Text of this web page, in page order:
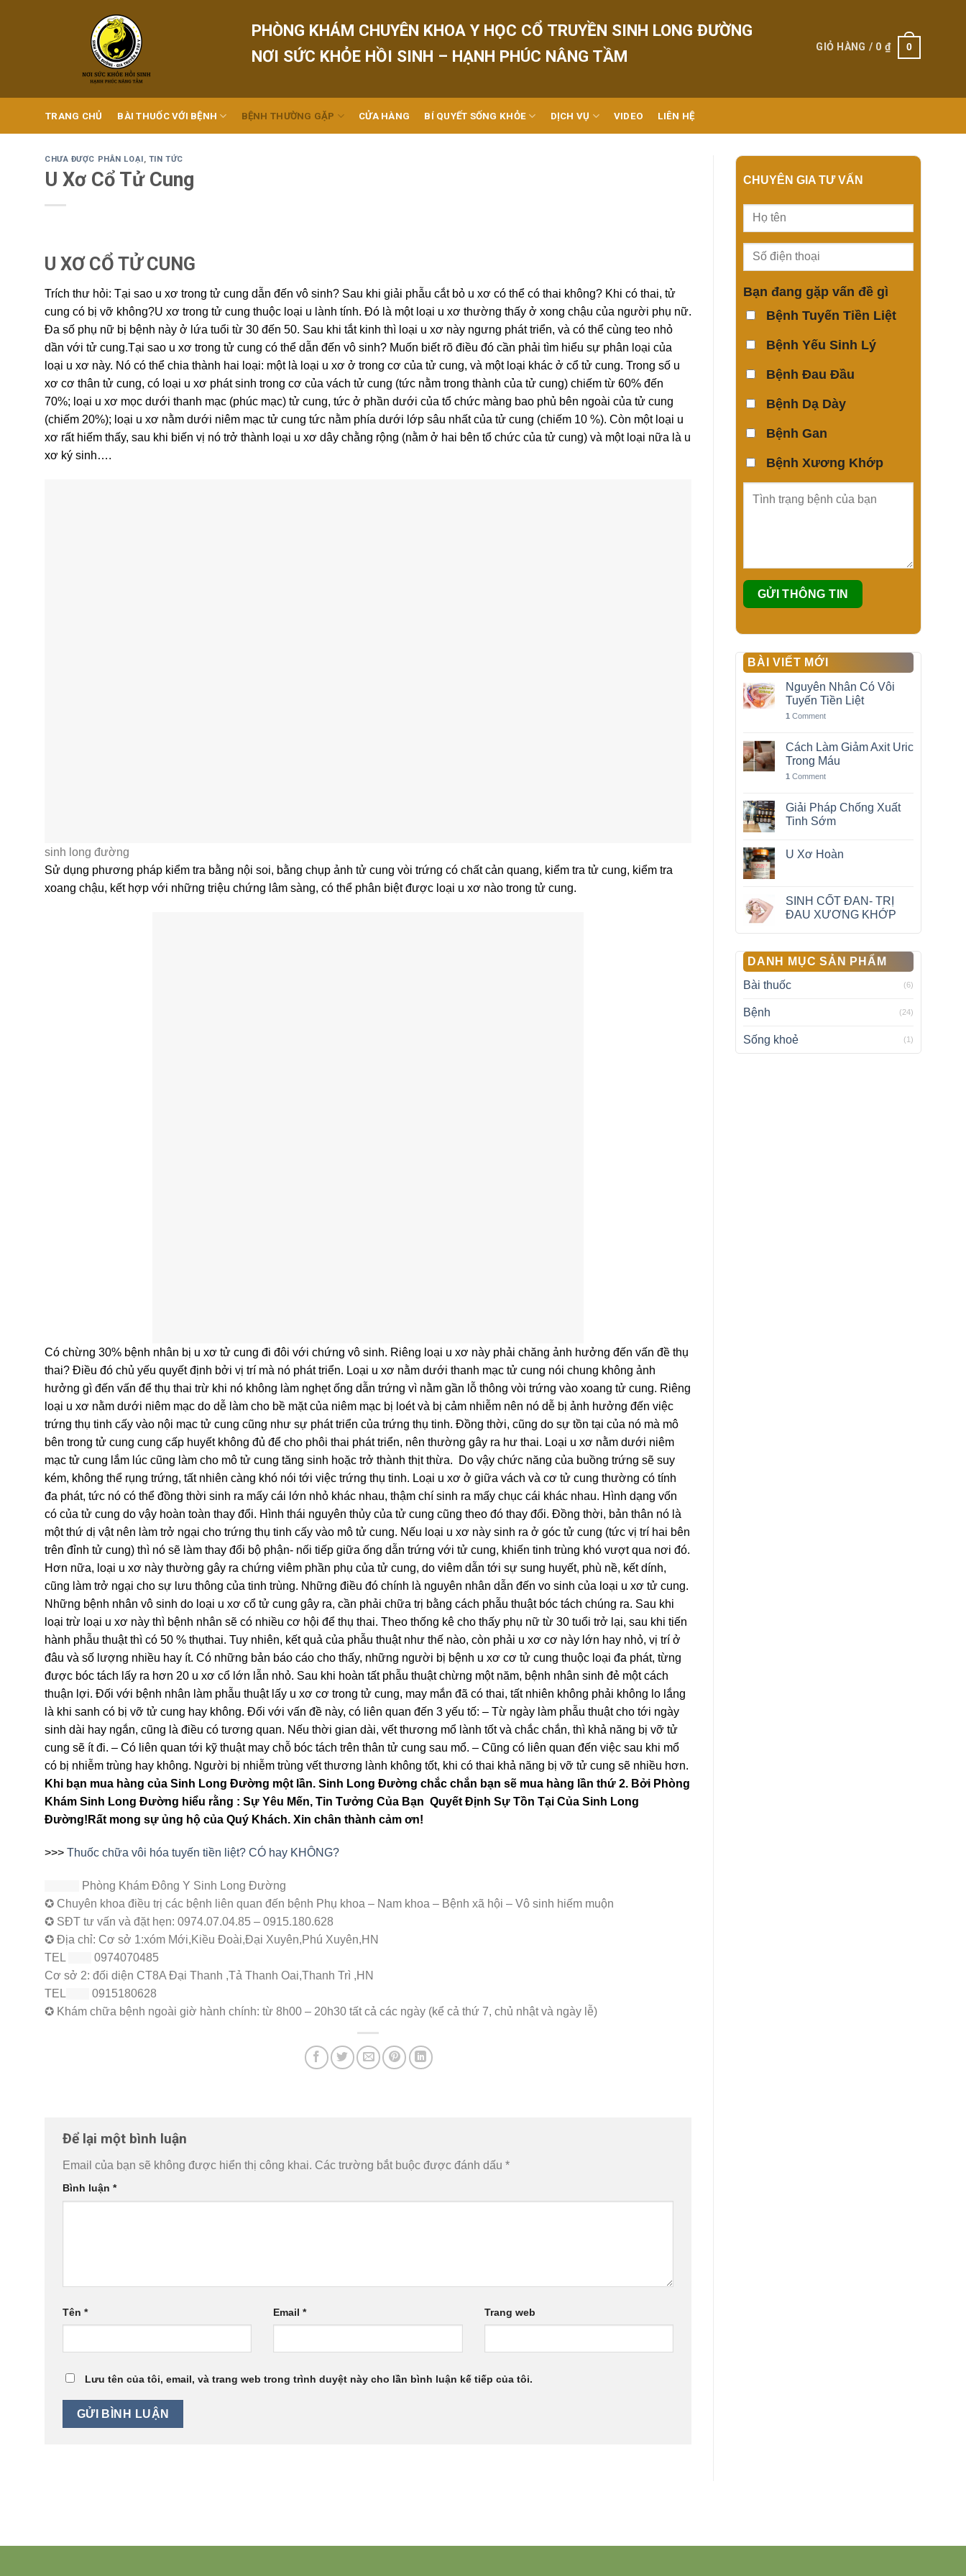
PHÒNG KHÁM CHUYÊN KHOA Y HỌC CỔ TRUYỀN SINH LONG ĐƯỜNG
NƠI SỨC KHỎE HỒI SINH – HẠNH PHÚC NÂNG TẦM
GIỎ HÀNG / 0₫ 0
TRANG CHỦ BÀI THUỐC VỚI BỆNH BỆNH THƯỜNG GẶP CỬA HÀNG BÍ QUYẾT SỐNG KHỎE DỊCH VỤ VIDEO LIÊN HỆ
CHƯA ĐƯỢC PHÂN LOẠI, TIN TỨC
U Xơ Cổ Tử Cung
U XƠ CỔ TỬ CUNG
Trích thư hỏi: Tại sao u xơ trong tử cung dẫn đến vô sinh? Sau khi giải phẫu cắt bỏ u xơ có thể có thai không? Khi có thai, tử
cung có bị vỡ không?U xơ trong tử cung thuộc loại u lành tính. Đó là một loại u xơ thường thấy ở xong chậu của người phụ nữ.
Đa số phụ nữ bị bệnh này ở lứa tuổi từ 30 đến 50. Sau khi tắt kinh thì loại u xơ này ngưng phát triển, và có thể cùng teo nhỏ
dần với tử cung.Tại sao u xơ trong tử cung có thể dẫn đến vô sinh? Muốn biết rõ điều đó cần phải tìm hiểu sự phân loại của
loại u xơ này. Nó có thể chia thành hai loại: một là loại u xơ ở trong cơ của tử cung, và một loại khác ở cổ tử cung. Trong số u
xơ cơ thân tử cung, có loại u xơ phát sinh trong cơ của vách tử cung (tức nằm trong thành của tử cung) chiếm từ 60% đến
70%; loại u xơ mọc dưới thanh mạc (phúc mạc) tử cung, tức ở phần dưới của tổ chức màng bao phủ bên ngoài của tử cung
(chiếm 20%); loại u xơ nằm dưới niêm mạc tử cung tức nằm phía dưới lớp sâu nhất của tử cung (chiếm 10 %). Còn một loại u
xơ rất hiếm thấy, sau khi biến vị nó trở thành loại u xơ dây chằng rộng (nằm ở hai bên tổ chức của tử cung) và một loại nữa là u
xơ ký sinh….
sinh long đường
Sử dụng phương pháp kiểm tra bằng nội soi, bằng chụp ảnh tử cung vòi trứng có chất cản quang, kiểm tra tử cung, kiểm tra
xoang chậu, kết hợp với những triệu chứng lâm sàng, có thể phân biệt được loại u xơ nào trong tử cung.
Có chừng 30% bệnh nhân bị u xơ tử cung đi đôi với chứng vô sinh. Riêng loại u xơ này phải chăng ảnh hưởng đến vấn đề thụ
thai? Điều đó chủ yếu quyết định bởi vị trí mà nó phát triển. Loại u xơ nằm dưới thanh mạc tử cung nói chung không ảnh
hưởng gì đến vấn để thụ thai trừ khi nó không làm nghẹt ống dẫn trứng vì nằm gần lỗ thông vòi trứng vào xoang tử cung. Riêng
loại u xơ nằm dưới niêm mạc do dễ làm cho bề mặt của niêm mạc bị loét và bị cảm nhiễm nên nó dễ bị ảnh hưởng đến việc
trứng thụ tinh cấy vào nội mạc tử cung cũng như sự phát triển của trứng thụ tinh. Đồng thời, cũng do sự tồn tại của nó mà mô
bên trong tử cung cung cấp huyết không đủ để cho phôi thai phát triển, nên thường gây ra hư thai. Loại u xơ nằm dưới niêm
mạc tử cung lắm lúc cũng làm cho mô tử cung tăng sinh hoặc trở thành thịt thừa. Do vậy chức năng của buồng trứng sẽ suy
kém, không thể rụng trứng, tất nhiên càng khó nói tới việc trứng thụ tinh. Loại u xơ ở giữa vách và cơ tử cung thường có tính
đa phát, tức nó có thể đồng thời sinh ra mấy cái lớn nhỏ khác nhau, thậm chí sinh ra mấy chục cái khác nhau. Hình dạng vốn
có của tử cung do vậy hoàn toàn thay đổi. Hình thái nguyên thủy của tử cung cũng theo đó thay đổi. Đồng thời, bản thân nó là
một thứ dị vật nên làm trở ngại cho trứng thụ tinh cấy vào mô tử cung. Nếu loại u xơ này sinh ra ở góc tử cung (tức vị trí hai bên
trên đỉnh tử cung) thì nó sẽ làm thay đổi bộ phận- nối tiếp giữa ống dẫn trứng với tử cung, khiến tinh trùng khó vượt qua nơi đó.
Hơn nữa, loại u xơ này thường gây ra chứng viêm phần phụ của tử cung, do viêm dẫn tới sự sung huyết, phù nề, kết dính,
cũng làm trở ngại cho sự lưu thông của tinh trùng. Những điều đó chính là nguyên nhân dẫn đến vo sinh của loại u xơ tử cung.
Những bệnh nhân vô sinh do loại u xơ cổ tử cung gây ra, cần phải chữa trị bằng cách phẫu thuật bóc tách chúng ra. Sau khi
loại trừ loại u xơ này thì bệnh nhân sẽ có nhiều cơ hội để thụ thai. Theo thống kê cho thấy phụ nữ từ 30 tuổi trở lại, sau khi tiến
hành phẫu thuật thì có 50 % thụthai. Tuy nhiên, kết quả của phẫu thuật như thế nào, còn phải u xơ cơ này lớn hay nhỏ, vị trí ở
đâu và số lượng nhiều hay ít. Có những bản báo cáo cho thấy, những người bị bệnh u xơ cơ tử cung thuộc loại đa phát, từng
được bóc tách lấy ra hơn 20 u xơ cổ lớn lẫn nhỏ. Sau khi hoàn tất phẫu thuật chừng một năm, bệnh nhân sinh đẻ một cách
thuận lợi. Đối với bệnh nhân làm phẫu thuật lấy u xơ cơ trong tử cung, may mắn đã có thai, tất nhiên không phải không lo lắng
là khi sanh có bị vỡ tử cung hay không. Đối với vấn đề này, có liên quan đến 3 yếu tố: – Từ ngày làm phẫu thuật cho tới ngày
sinh dài hay ngắn, cũng là điều có tương quan. Nếu thời gian dài, vết thương mổ lành tốt và chắc chắn, thì khả năng bị vỡ tử
cung sẽ ít đi. – Có liên quan tới kỹ thuật may chỗ bóc tách trên thân tử cung sau mổ. – Cũng có liên quan đến việc sau khi mổ
có bị nhiễm trùng hay không. Người bị nhiễm trùng vết thương lành không tốt, khi có thai khả năng bị vỡ tử cung sẽ nhiều hơn.
Khi bạn mua hàng của Sinh Long Đường một lần. Sinh Long Đường chắc chắn bạn sẽ mua hàng lần thứ 2. Bởi Phòng
Khám Sinh Long Đường hiểu rằng : Sự Yêu Mến, Tin Tưởng Của Bạn Quyết Định Sự Tồn Tại Của Sinh Long
Đường!Rất mong sự ủng hộ của Quý Khách. Xin chân thành cảm ơn!
>>> Thuốc chữa vôi hóa tuyến tiền liệt? CÓ hay KHÔNG?
Phòng Khám Đông Y Sinh Long Đường
✪ Chuyên khoa điều trị các bệnh liên quan đến bệnh Phụ khoa – Nam khoa – Bệnh xã hội – Vô sinh hiếm muộn
✪ SĐT tư vấn và đặt hẹn: 0974.07.04.85 – 0915.180.628
✪ Địa chỉ: Cơ sở 1:xóm Mới,Kiều Đoài,Đại Xuyên,Phú Xuyên,HN
TEL
0974070485
Cơ sở 2: đối diện CT8A Đại Thanh ,Tả Thanh Oai,Thanh Trì ,HN
TEL
0915180628
✪ Khám chữa bệnh ngoài giờ hành chính: từ 8h00 – 20h30 tất cả các ngày (kể cả thứ 7, chủ nhật và ngày lễ)
Để lại một bình luận
Email của bạn sẽ không được hiển thị công khai. Các trường bắt buộc được đánh dấu *
Bình luận *
Tên * Email* Trang web
Lưu tên của tôi, email, và trang web trong trình duyệt này cho lần bình luận kế tiếp của tôi.
CHUYÊN GIA TƯ VẤN
Bạn đang gặp vấn đề gì
Bệnh Tuyến Tiền Liệt
Bệnh Yếu Sinh Lý
Bệnh Đau Đầu
Bệnh Dạ Dày
Bệnh Gan
Bệnh Xương Khớp
BÀI VIẾT MỚI
Nguyên Nhân Có Vôi
Tuyến Tiền Liệt
1 Comment
Cách Làm Giảm Axit Uric
Trong Máu
1 Comment
Giải Pháp Chống Xuất
Tinh Sớm
U Xơ Hoàn
SINH CỐT ĐAN- TRỊ
ĐAU XƯƠNG KHỚP
DANH MỤC SẢN PHẨM
Bài thuốc
(6)
Bệnh (24)
Sống khoẻ (1)